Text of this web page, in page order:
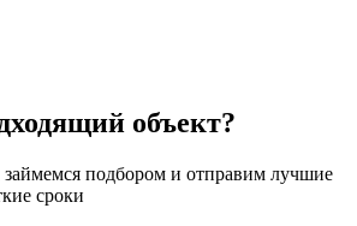
объект?
займемся подбором и отправим лучшие
сроки